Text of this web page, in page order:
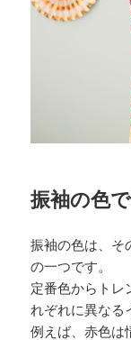
振袖の色
振袖の色は、そ
の一つです。
定番色からトレ
れぞれに異なる
例えば、赤色は